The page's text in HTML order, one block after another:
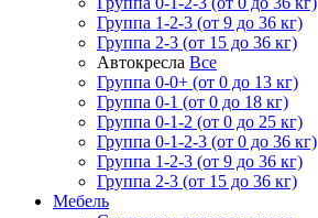
Группа 1-2-3 (от 9 до 36 кг)
Группа 2-3 (от 15 до 36 кг)
Автокресла Все
Группа 0-0+ (от 0 до 13 кг)
Группа 0-1 (от 0 до 18 кг)
Группа 0-1-2 (от 0 до 25 кг)
Группа 0-1-2-3 (от 0 до 36 кг)
Группа 1-2-3 (от 9 до 36 кг)
Группа 2-3 (от 15 до 36 кг)
Мебель